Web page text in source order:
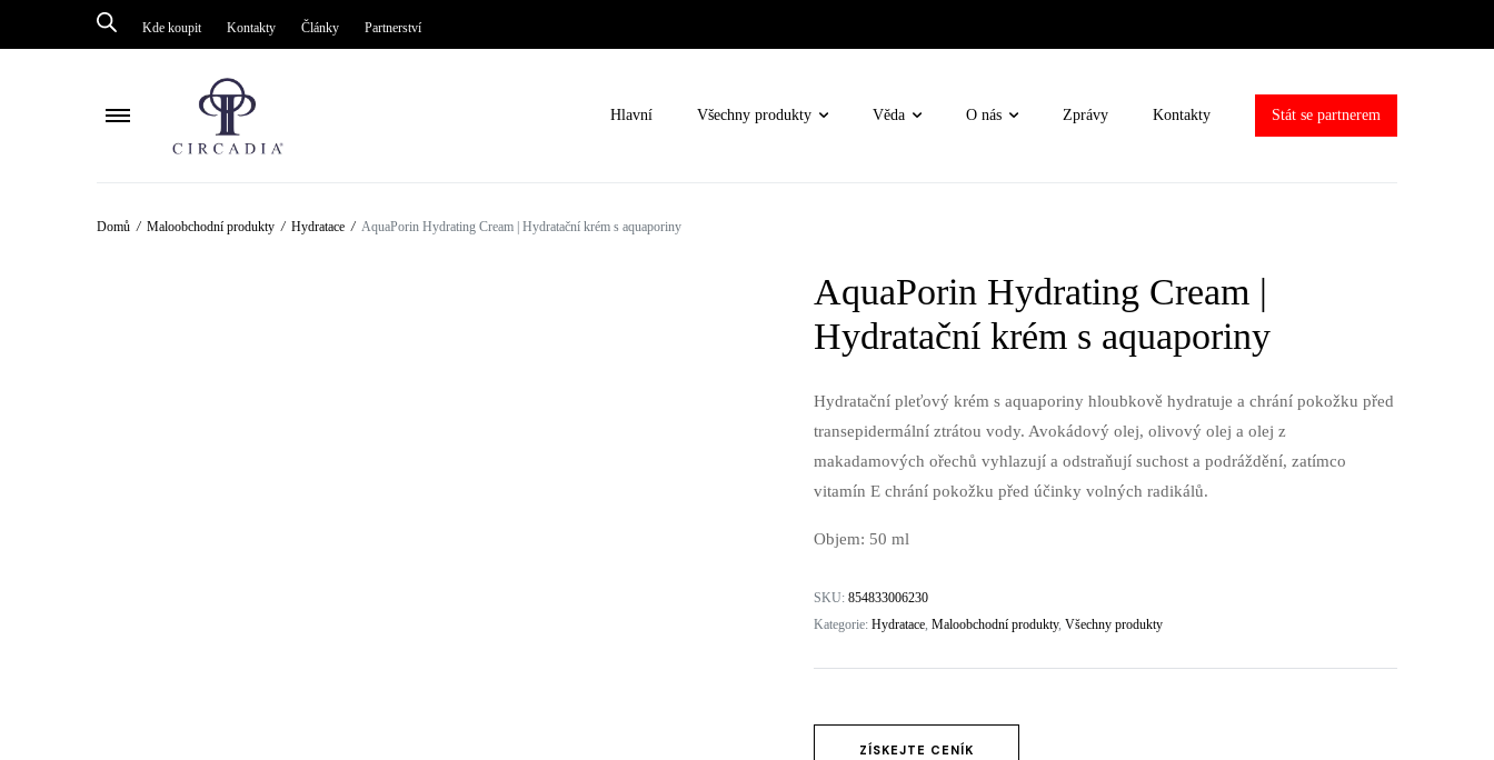
Kde koupit Kontakty Články Partnerství
Hlavní Všechny produkty Věda O nás Zprávy Kontakty Stát se partnerem
Domů / Maloobchodní produkty / Hydratace / AquaPorin Hydrating Cream | Hydratační krém s aquaporiny
AquaPorin Hydrating Cream |
Hydratační krém s aquaporiny
Hydratační pleťový krém s aquaporiny hloubkově hydratuje a chrání pokožku před
transepidermální ztrátou vody. Avokádový olej, olivový olej a olej z
makadamových ořechů vyhlazují a odstraňují suchost a podráždění, zatímco
vitamín E chrání pokožku před účinky volných radikálů.
Objem: 50 ml
SKU: 854833006230
Kategorie: Hydratace, Maloobchodní produkty, Všechny produkty
ZÍSKEJTE CENÍK